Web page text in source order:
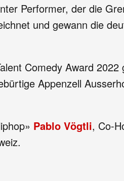
Performer, der die
und gewann die
Comedy Award
Appenzell
Pablo Vögtli, Co-